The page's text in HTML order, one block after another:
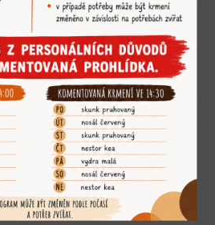
partneři